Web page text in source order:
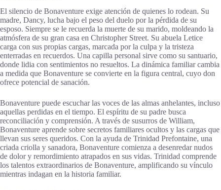
El silencio de Bonaventure exige atención de quienes lo rodean. Su
madre, Dancy, lucha bajo el peso del duelo por la pérdida de su
esposo. Siempre se le recuerda la muerte de su marido, moldeando la
atmósfera de su gran casa en Christopher Street. Su abuela Letice
carga con sus propias cargas, marcada por la culpa y la tristeza
enterradas en recuerdos. Una capilla personal sirve como su santuario,
donde lidia con sentimientos no resueltos. La dinámica familiar cambia
a medida que Bonaventure se convierte en la figura central, cuyo don
ofrece potencial de sanación.
Bonaventure puede escuchar las voces de las almas anhelantes, incluso
aquellas perdidas en el tiempo. El espíritu de su padre busca
reconciliación y comprensión. A través de susurros de William,
Bonaventure aprende sobre secretos familiares ocultos y las cargas que
llevan sus seres queridos. Con la ayuda de Trinidad Prefontaine, una
criada criolla y sanadora, Bonaventure comienza a desenredar nudos
de dolor y remordimiento atrapados en sus vidas. Trinidad comprende
los talentos extraordinarios de Bonaventure, amplificando su vínculo
mientras indagan en la historia familiar.